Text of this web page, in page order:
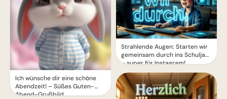
Ich wünsche dir eine schöne
Abendzeit! – Süßes Guten-
Abend-Grußbild
Strahlende Augen: Starten wir
gemeinsam durch ins Schuljahr
– super für Instagram!